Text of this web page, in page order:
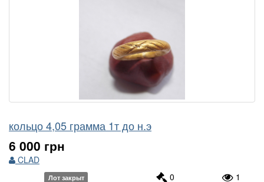
кольцо 4,05 грамма 1т до н.э
6 000 грн
CLAD
Лот закрыт 0 1